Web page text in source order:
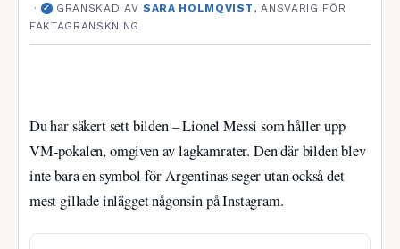
· ✓ GRANSKAD AV SARA HOLMQVIST , ANSVARIG FÖR
FAKTAGRANSKNING
Du har säkert sett bilden – Lionel Messi som håller upp
VM-pokalen, omgiven av lagkamrater. Den där bilden blev
inte bara en symbol för Argentinas seger utan också det
mest gillade inlägget någonsin på Instagram.